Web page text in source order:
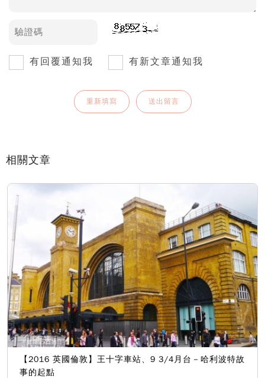
有回覆通知我 有新文章通知我
相關文章
【2016 英國倫敦】王十字車站、9 3/4月台－哈利波特故
事的起點